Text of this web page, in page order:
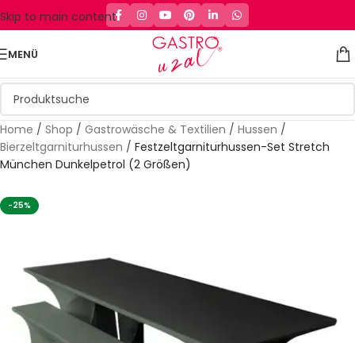
Skip to main content
MENÜ
Home / Shop / Gastrowäsche & Textilien / Hussen /
Bierzeltgarniturhussen / Festzeltgarniturhussen-Set Stretch
München Dunkelpetrol (2 Größen)
-25%